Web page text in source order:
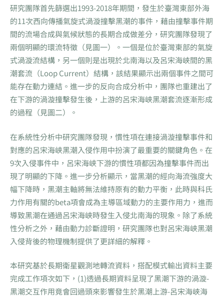
研究團隊首先篩選出1993-2018年期間，發生於臺灣東部外海
的11次西向傳播氣旋式渦漩撞擊黑潮的事件，藉由撞擊事件期
間的流場合成與氣候狀態的長期合成做差分，研究團隊發現了
兩個明顯的環流特徵（見圖一）。一個是位於臺灣東部的氣旋
式渦漩流結構，另一個則是出現於北南海以及呂宋海峽間的黑
潮套流（Loop Current）結構，該結果顯示出兩個事件之間可
能存在動力連結。進一步的反向合成分析中，團隊也重建出了
在下游的渦漩撞擊發生後，上游的呂宋海峽黑潮套流逐漸形成
的過程（見圖二）。
在系統性分析中研究團隊發現，慣性項在連接渦漩撞擊事件和
對應的呂宋海峽黑潮入侵作用中扮演了最重要的關鍵角色。在
9次入侵事件中，呂宋海峽下游的慣性項都因為撞擊事件而出
現了明顯的下降。進一步分析顯示，當黑潮的經向海流強度大
幅下降時，黑潮主軸將無法維持原有的動力平衡，此時與科氏
力作用有關的beta項會成為主導區域動力的主要作用力，進而
導致黑潮在通過呂宋海峽時發生入侵北南海的現象。除了系統
性分析之外，藉由動力診斷證明，研究團隊也對呂宋海峽黑潮
入侵背後的物理機制提供了更詳細的解釋。
本研究基於長期衛星觀測地轉流資料，搭配模式輸出資料主要
完成工作項次如下，(1)透過長期資料呈現了黑潮下游的渦漩-
黑潮交互作用竟會回過頭來影響發生於黑潮上游-呂宋海峽海